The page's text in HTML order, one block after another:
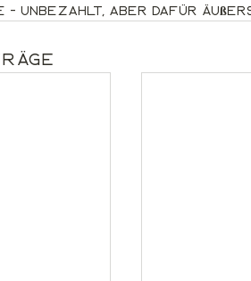
- unbezahlt, aber dafür